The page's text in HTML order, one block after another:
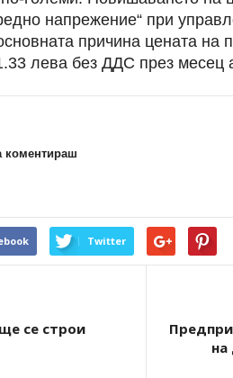
напрежение“ при
причина цената на
лева без ДДС през месец
коментираш
Twitter
се строи